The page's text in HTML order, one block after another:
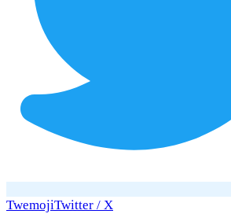
TwemojiTwitter / X